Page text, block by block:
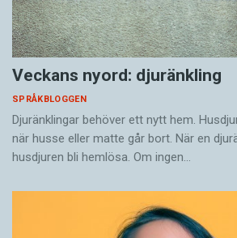
Veckans nyord: djuränkling
SPRÅKBLOGGEN
Djuränklingar behöver ett nytt hem.
när husse eller matte går bort. När en
husdjuren bli hemlösa. Om ingen…